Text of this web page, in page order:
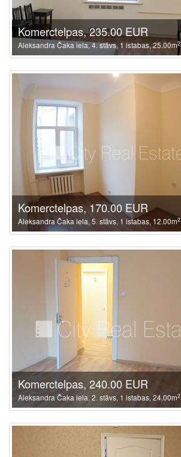
Komerctelpas, 235.00 EUR
Aleksandra Čaka iela, 4. stāvs, 1 istabas, 25.00m2
Komerctelpas, 170.00 EUR
Aleksandra Čaka iela, 5. stāvs, 1 istabas, 12.00m2
Komerctelpas, 240.00 EUR
Aleksandra Čaka iela, 2. stāvs, 1 istabas, 24.00m2